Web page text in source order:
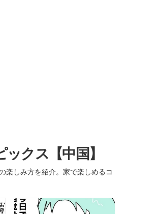
クス【中国】
楽しみ方を紹介。家で楽しめるコ